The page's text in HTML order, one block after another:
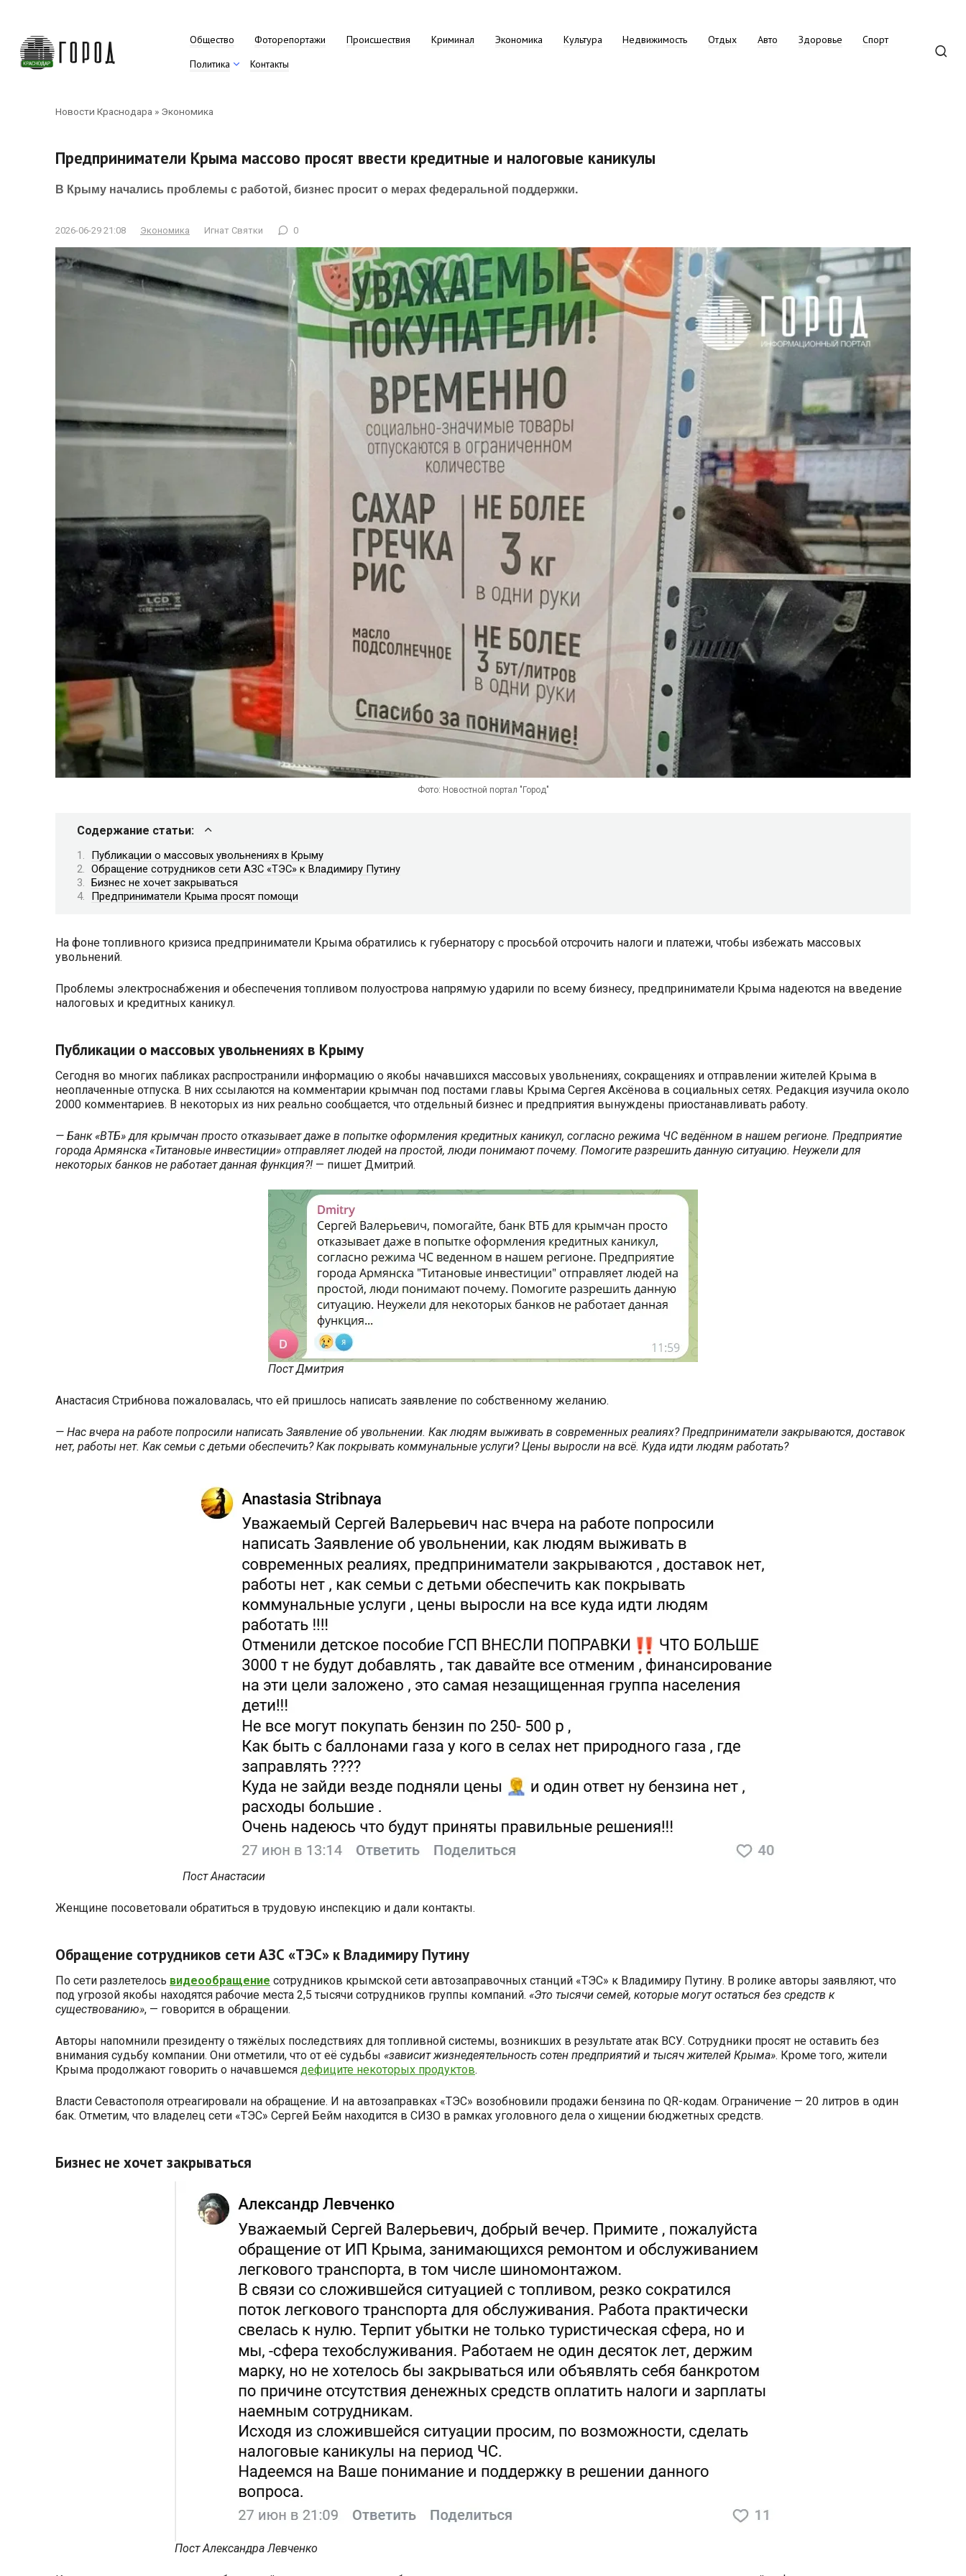
контенту
Общество Фоторепортажи Происшествия Криминал Экономика Культура Недвижимость Отдых Авто Здоровье
Спорт
Политика
Контакты
Новости Краснодара » Экономика
Предприниматели Крыма массово просят ввести кредитные и налоговые каникулы
В Крыму начались проблемы с работой, бизнес просит о мерах федеральной поддержки.
2026-06-29 21:08 Экономика Игнат Святки 0
Фото: Новостной портал "Город"
Содержание статьи:
Публикации о массовых увольнениях в Крыму
Обращение сотрудников сети АЗС «ТЭС» к Владимиру Путину
Бизнес не хочет закрываться
Предприниматели Крыма просят помощи
На фоне топливного кризиса предприниматели Крыма обратились к губернатору с просьбой отсрочить налоги и платежи, чтобы избежать массовых
увольнений.
Проблемы электроснабжения и обеспечения топливом полуострова напрямую ударили по всему бизнесу, предприниматели Крыма надеются на введение
налоговых и кредитных каникул.
Публикации о массовых увольнениях в Крыму
Сегодня во многих пабликах распространили информацию о якобы начавшихся массовых увольнениях, сокращениях и отправлении жителей Крыма в
неоплаченные отпуска. В них ссылаются на комментарии крымчан под постами главы Крыма Сергея Аксёнова в социальных сетях. Редакция изучила около
2000 комментариев. В некоторых из них реально сообщается, что отдельный бизнес и предприятия вынуждены приостанавливать работу.
— Банк «ВТБ» для крымчан просто отказывает даже в попытке оформления кредитных каникул, согласно режима ЧС ведённом в нашем регионе. Предприятие
города Армянска «Титановые инвестиции» отправляет людей на простой, люди понимают почему. Помогите разрешить данную ситуацию. Неужели для
некоторых банков не работает данная функция?! — пишет Дмитрий.
Пост Дмитрия
Анастасия Стрибнова пожаловалась, что ей пришлось написать заявление по собственному желанию.
— Нас вчера на работе попросили написать Заявление об увольнении. Как людям выживать в современных реалиях? Предприниматели закрываются, доставок
нет, работы нет. Как семьи с детьми обеспечить? Как покрывать коммунальные услуги? Цены выросли на всё. Куда идти людям работать?
Пост Анастасии
Женщине посоветовали обратиться в трудовую инспекцию и дали контакты.
Обращение сотрудников сети АЗС «ТЭС» к Владимиру Путину
По сети разлетелось видеообращение сотрудников крымской сети автозаправочных станций «ТЭС» к Владимиру Путину. В ролике авторы заявляют, что
под угрозой якобы находятся рабочие места 2,5 тысячи сотрудников группы компаний. «Это тысячи семей, которые могут остаться без средств к
существованию», — говорится в обращении.
Авторы напомнили президенту о тяжёлых последствиях для топливной системы, возникших в результате атак ВСУ. Сотрудники просят не оставить без
внимания судьбу компании. Они отметили, что от её судьбы «зависит жизнедеятельность сотен предприятий и тысяч жителей Крыма». Кроме того, жители
Крыма продолжают говорить о начавшемся дефиците некоторых продуктов.
Власти Севастополя отреагировали на обращение. И на автозаправках «ТЭС» возобновили продажи бензина по QR-кодам. Ограничение — 20 литров в один
бак. Отметим, что владелец сети «ТЭС» Сергей Бейм находится в СИЗО в рамках уголовного дела о хищении бюджетных средств.
Бизнес не хочет закрываться
Пост Александра Левченко